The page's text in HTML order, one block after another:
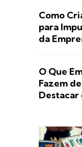
Como
para
da
O Que
Fazem
Destacar